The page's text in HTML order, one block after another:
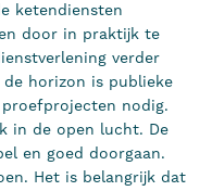
ketendiensten
door in praktijk te
verder
horizon is publieke
nodig.
in de open lucht. De
en goed doorgaan.
Het is belangrijk dat